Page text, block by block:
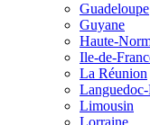
Guadeloupe
Guyane
Haute-
Ile-de-
La Réunion
Limousin
Lorraine